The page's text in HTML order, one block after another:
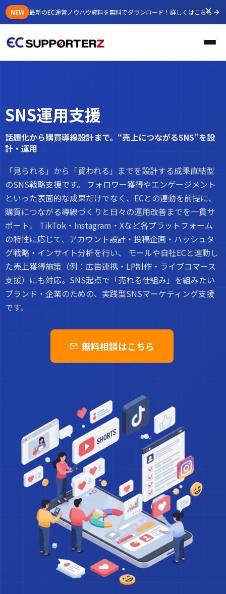
NEW 最新のEC運営ノウハウ資料を無料でダウンロード！ 詳しくはこちら
SNS運用支援
話題化から購買導線設計まで。“売上につながるSNS”を設
計・運用
「見られる」から「買われる」までを設計する成果直結型
のSNS戦略支援です。 フォロワー獲得やエンゲージメント
といった表面的な成果だけでなく、ECとの連動を前提に、
購買につながる導線づくりと日々の運用改善までを一貫サ
ポート。 TikTok・Instagram・Xなど各プラットフォーム
の特性に応じて、アカウント設計・投稿企画・ハッシュタ
グ戦略・インサイト分析を行い、 モールや自社ECと連動し
た売上獲得施策（例：広告連携・LP制作・ライブコマース
支援）にも対応。SNS起点で「売れる仕組み」を組みたい
ブランド・企業のための、実践型SNSマーケティング支援
です。
無料相談はこちら